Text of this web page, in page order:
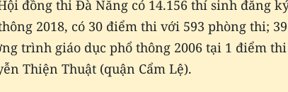
đồng thi Đà Nẵng có 14.156 thí sinh đăng
2018, có 30 điểm thi với 593 phòng thi;
trình giáo dục phổ thông 2006 tại 1 điểm
Thiện Thuật (quận Cẩm Lệ).